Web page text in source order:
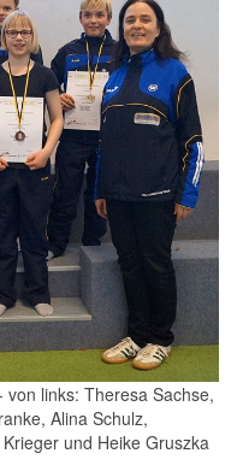
links: Theresa Sachse,
Alina Schulz,
und Heike Gruszka